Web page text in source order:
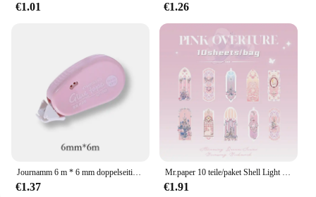
€1.01 €1.26
Journamm 6 m * 6 mm doppelseitiges Klebeband mit Punkten, DIY, Scrapbooking, Collage, Fotoalbum, Schule, Schreibwaren, Rollenband
€1.37
Mr.paper 10 teile/paket Shell Light PVC Lesezeichen Streamer Traum hohen Wert ins frische Lesezeichen Karte Dekoration Student Briefpapier
€1.91